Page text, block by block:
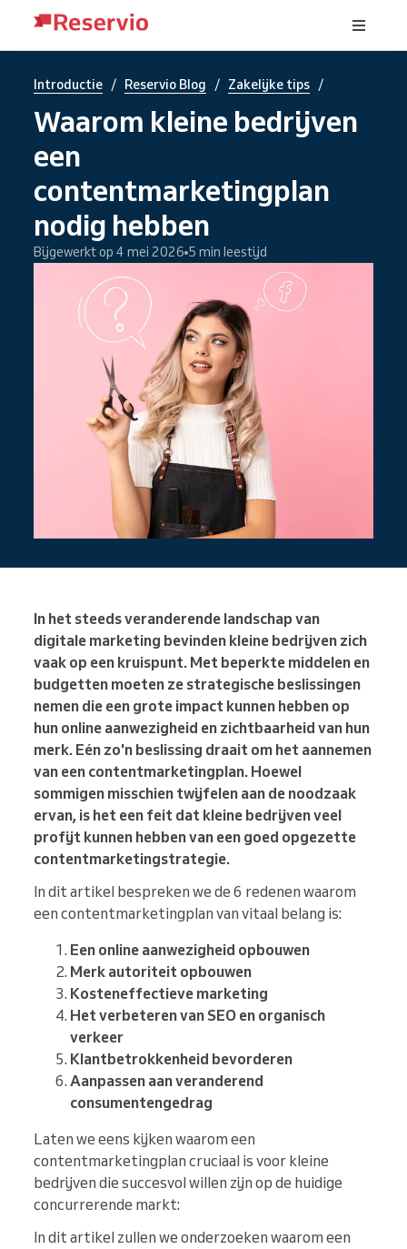
Introductie / Reservio Blog / Zakelijke tips /
Waarom kleine bedrijven
een
contentmarketingplan
nodig hebben
Bijgewerkt op 4 mei 2026 5 min leestijd
In het steeds veranderende landschap van
digitale marketing bevinden kleine bedrijven zich
vaak op een kruispunt. Met beperkte middelen en
budgetten moeten ze strategische beslissingen
nemen die een grote impact kunnen hebben op
hun online aanwezigheid en zichtbaarheid van hun
merk. Eén zo'n beslissing draait om het aannemen
van een contentmarketingplan. Hoewel
sommigen misschien twijfelen aan de noodzaak
ervan, is het een feit dat kleine bedrijven veel
profijt kunnen hebben van een goed opgezette
contentmarketingstrategie.
In dit artikel bespreken we de 6 redenen waarom
een contentmarketingplan van vitaal belang is:
Een online aanwezigheid opbouwen
Merk autoriteit opbouwen
Kosteneffectieve marketing
Het verbeteren van SEO en organisch
verkeer
Klantbetrokkenheid bevorderen
Aanpassen aan veranderend
consumentengedrag
Laten we eens kijken waarom een
contentmarketingplan cruciaal is voor kleine
bedrijven die succesvol willen zijn op de huidige
concurrerende markt:
In dit artikel zullen we onderzoeken waarom een